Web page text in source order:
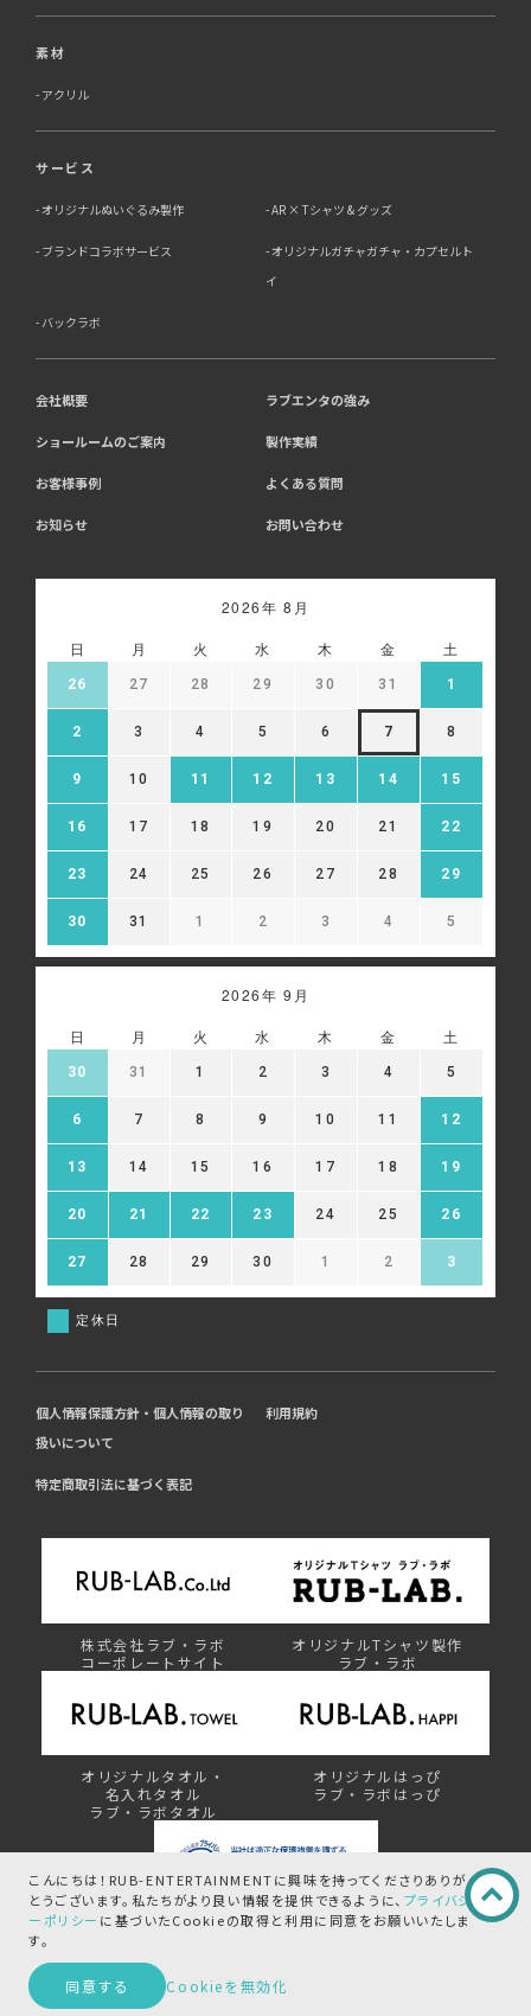
この商品を問い合わせる
こんにちは！RUB-ENTERTAINMENTに興味を持ってくださりありが
とうございます。 私たちがより良い情報を提供できるように、 プライバシ
ーポリシー に基づいたCookieの取得と利用に同意をお願いいたしま
す。
同意する Cookieを無効化
素材
アクリル
サービス
オリジナルぬいぐるみ製作 AR × Tシャツ & グッズ
ブランドコラボサービス
オリジナルガチャガチャ・カプセルト
イ
バックラボ
会社概要 ラブエンタの強み
ショールームのご案内 製作実績
お客様事例 よくある質問
お知らせ お問い合わせ
2026年 8月
日 月 火 水 木 金 土
26 27 28 29 30 31 1
2 3 4 5 6 7 8
9 10 11 12 13 14 15
16 17 18 19 20 21 22
23 24 25 26 27 28 29
30 31 1 2 3 4 5
2026年 9月
日 月 火 水 木 金 土
30 31 1 2 3 4 5
6 7 8 9 10 11 12
13 14 15 16 17 18 19
20 21 22 23 24 25 26
27 28 29 30 1 2 3
定休日
個人情報保護方針・個人情報の取り
扱いについて
利用規約
特定商取引法に基づく表記
株式会社ラブ・ラボ
コーポレートサイト
オリジナルTシャツ製作
ラブ・ラボ
オリジナルタオル・
名入れタオル
ラブ・ラボタオル
オリジナルはっぴ
ラブ・ラボはっぴ
プライバシーマーク制度
©︎ RUB-ENTERTAINMENT by RUB-LAB.